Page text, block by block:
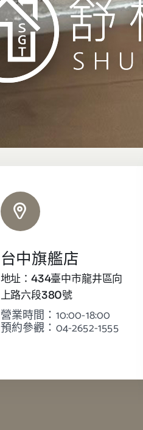
台中旗艦店
地址：434臺中市龍井區向
上路六段380號
營業時間：10:00-18:00
預約參觀：04-2652-1555